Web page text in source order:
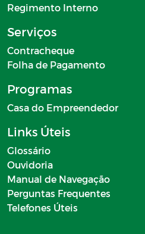
Regimento Interno
Serviços
Contracheque
Folha de Pagamento
Programas
Casa do Empreendedor
Links Úteis
Glossário
Ouvidoria
Manual de Navegação
Perguntas Frequentes
Telefones Úteis